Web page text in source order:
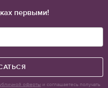
первыми!
оферты и соглашаетесь получать